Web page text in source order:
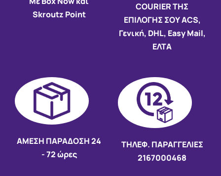
Skroutz Point
COURIER ΤΗΣ
ΕΠΙΛΟΓΗΣ ΣΟΥ ACS,
Γενική, DHL, Easy Mail,
ΕΛΤΑ
AMEΣΗ ΠΑΡΑΔΟΣΗ24
- 72 ώρες
ΤΗΛΕΦ. ΠΑΡΑΓΓΕΛΙΕΣ
2167000468